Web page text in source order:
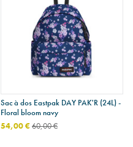
Sac à dos Eastpak DAY PAK'R (24L) -
Floral bloom navy
54,00 €60,00 €